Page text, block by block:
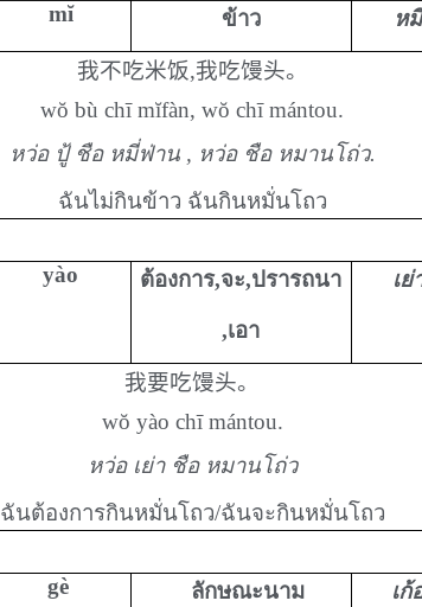
mĭ ข้าว หมี่
我不吃米饭,我吃馒头。
wŏ bù chī mĭfàn, wŏ chī mántou.
หว่อ ปู้ ชือ หมี่ฟ่าน , หว่อ ชือ หมานโถ่ว.
ฉันไม่กินข้าว ฉันกินหมั่นโถว
yào ต้องการ,จะ,ปรารถนา
,เอา
เย่
我要吃馒头。
wŏ yào chī mántou.
หว่อ เย่า ชือ หมานโถ่ว
ฉันต้องการกินหมั่นโถว/ฉันจะกินหมั่นโถว
gè ลักษณะนาม เก้